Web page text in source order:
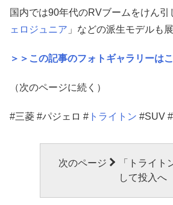
国内では90年代のRVブームをけん
ェロジュニア 」などの派生モデルも
＞＞この記事のフォトギャラリーは
（次のページに続く）
#三菱 #パジェロ # トライトン #SUV
次のページ
「トライ
して投入へ